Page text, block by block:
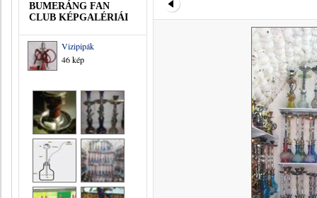
BUMERÁNG FAN
CLUB KÉPGALÉRIÁI
Vizipipák
46 kép